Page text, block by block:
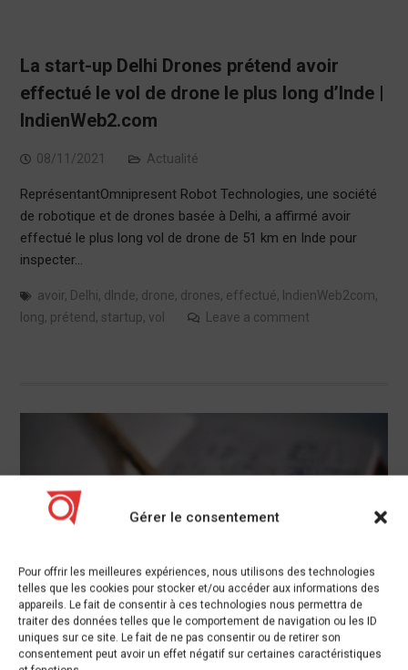
Gérer le consentement
Pour offrir les meilleures expériences, nous utilisons des technologies
telles que les cookies pour stocker et/ou accéder aux informations des
appareils. Le fait de consentir à ces technologies nous permettra de
traiter des données telles que le comportement de navigation ou les ID
uniques sur ce site. Le fait de ne pas consentir ou de retirer son
consentement peut avoir un effet négatif sur certaines caractéristiques
La start-up Delhi Drones prétend avoir
effectué le vol de drone le plus long d’Inde |
IndienWeb2.com
08/11/2021 Actualité
ReprésentantOmnipresent Robot Technologies, une société
de robotique et de drones basée à Delhi, a affirmé avoir
effectué le plus long vol de drone de 51 km en Inde pour
inspecter…
avoir, Delhi, dInde, drone, drones, effectué, IndienWeb2com,
long, prétend , startup, vol Leave a comment